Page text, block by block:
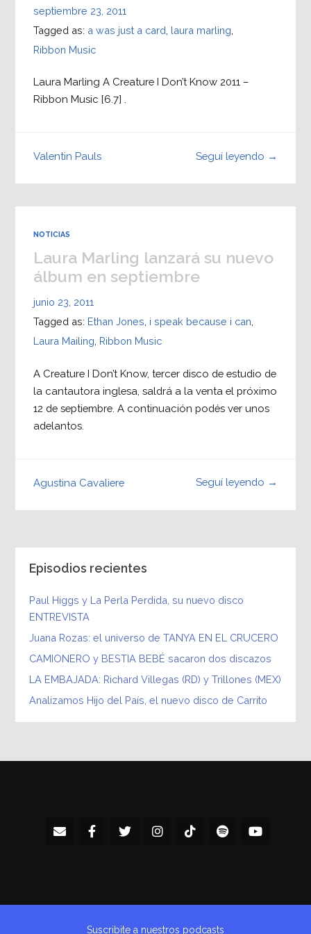
septiembre 23, 2011
Tagged as: a was just a card laura marling
Ribbon Music
Laura Marling A Creature I Don’t Know 2011 –
Ribbon Music [6.7] .
Seguí leyendo →
Valentin Pauls
NOTICIAS
Laura Marling lanzará su nuevo
álbum en septiembre
junio 23, 2011
Tagged as: Ethan Jones i speak because i can
Laura Mailing Ribbon Music
A Creature I Don’t Know, tercer disco de estudio de
la cantautora inglesa, saldrá a la venta el próximo
12 de septiembre. A continuación podés ver unos
adelantos.
Seguí leyendo →
Agustina Cavaliere
Episodios recientes
Paul Higgs y La Perla Perdida, su nuevo disco
ENTREVISTA
Juana Rozas: el universo de TANYA EN EL CRUCERO
CAMIONERO y BESTIA BEBÉ sacaron dos discazos
LA EMBAJADA: Richard Villegas (RD) y Trillones (MEX)
Analizamos Hijo del País, el nuevo disco de Carrito
Suscribite a nuestros podcasts